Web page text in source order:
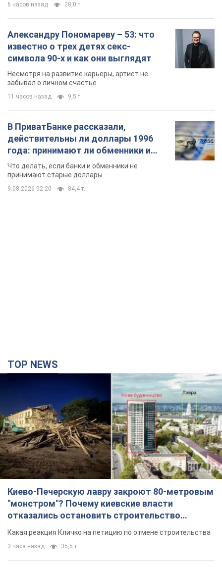
6 часов назад 28,0 т.
Александру Пономареву – 53: что
известно о трех детях секс-
символа 90-х и как они выглядят
Несмотря на развитие карьеры, артист не
забывал о личном счастье
11 часов назад 9,5 т.
В ПриватБанке рассказали,
действительны ли доллары 1996
года: принимают ли обменники и
банки такие купюры
Что делать, если банки и обменники не
принимают старые доллары
9.08.2026 02:20 84,4 т.
TOP NEWS
Киево-Печерскую лавру закроют 80-метровым
"монстром"? Почему киевские власти
отказались остановить строительство
небоскреба "московского верующего"
Какая реакция Кличко на петицию по отмене строительства
3 часа назад 35,5 т.